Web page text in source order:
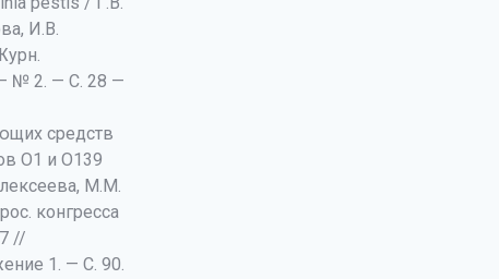
И.В.
№ 2. — С. 28 —
средств
О1 и О139
М.М.
конгресса
//
1. — С. 90.